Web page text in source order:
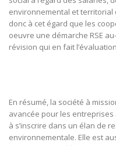
environnemental et territorial
donc à cet égard que les
oeuvre une démarche RSE
révision qui en fait
En résumé, la société à
avancée pour les
à s’inscrire dans un élan de
environnementale. Elle est